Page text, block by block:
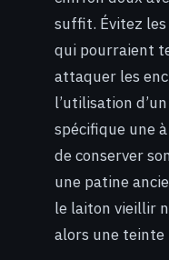
suffit. Évitez les
qui pourraient
attaquer les
l’utilisation
spécifique une
de conserver
une patine
le laiton vieillir
alors une teinte